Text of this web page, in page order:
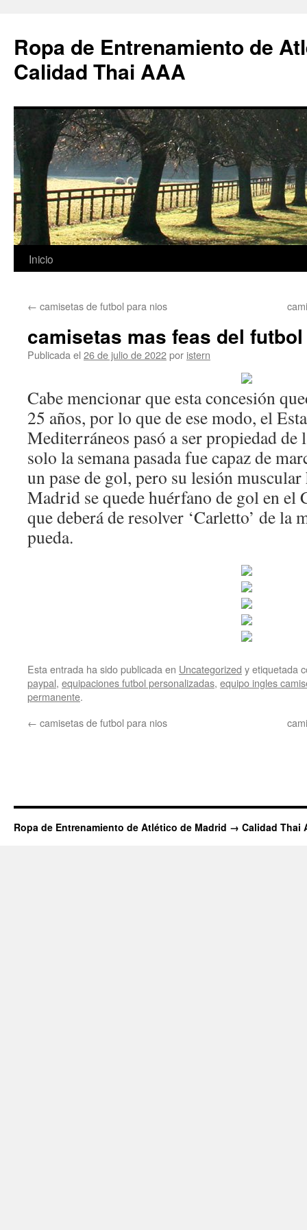
Ropa de Entrenamiento de
Calidad Thai AAA
Saltar
contenido
Inicio
← camisetas de futbol para nios
camisetas mas feas del futbol
Publicada el 26 de julio de 2022por istern
Cabe mencionar que esta concesión
25 años, por lo que de ese modo, el
Mediterráneos pasó a ser propiedad de
solo la semana pasada fue capaz de
un pase de gol, pero su lesión
Madrid se quede huérfano de gol en el
que deberá de resolver ‘Carletto’ de la
pueda.
Esta entrada ha sido publicada en Uncategorized y etiquetada
paypal, equipaciones futbol personalizadas, equipo ingles
permanente.
← camisetas de futbol para nios
Ropa de Entrenamiento de Atlético de Madrid → Calidad Thai